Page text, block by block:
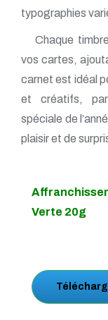
typographies
Chaque
vos cartes,
carnet est idéal
et créatifs,
spéciale de
plaisir et de
Verte 20g